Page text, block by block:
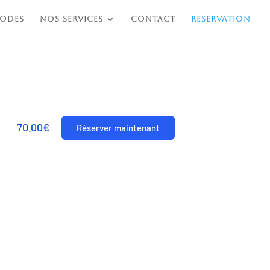
Nos Services contact RESERVATION
70.00€ Réserver maintenant